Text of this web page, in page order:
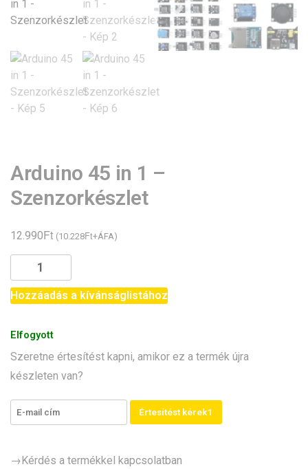
Arduino 45 in 1 –
Szenzorkészlet
12.990Ft (10.228Ft+ÁFA)
Arduino
45
in
-
Szenzorkészlet
mennyiség
Hozzáadás a kívánságlistához
Elfogyott
Szeretne értesítést kapni, amikor ez a termék újra
készleten van?
Értesítést kérek1
→Kérdés a termékkel kapcsolatban